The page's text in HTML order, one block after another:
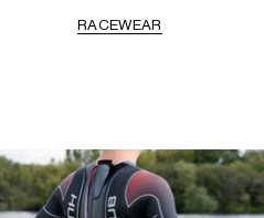
RACEWEAR